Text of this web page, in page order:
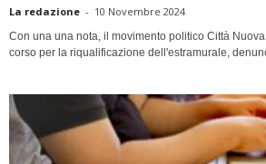
La redazione - 10 Novembre 2024
Con una una nota, il movimento politico Città
corso per la riqualificazione dell'estramurale,